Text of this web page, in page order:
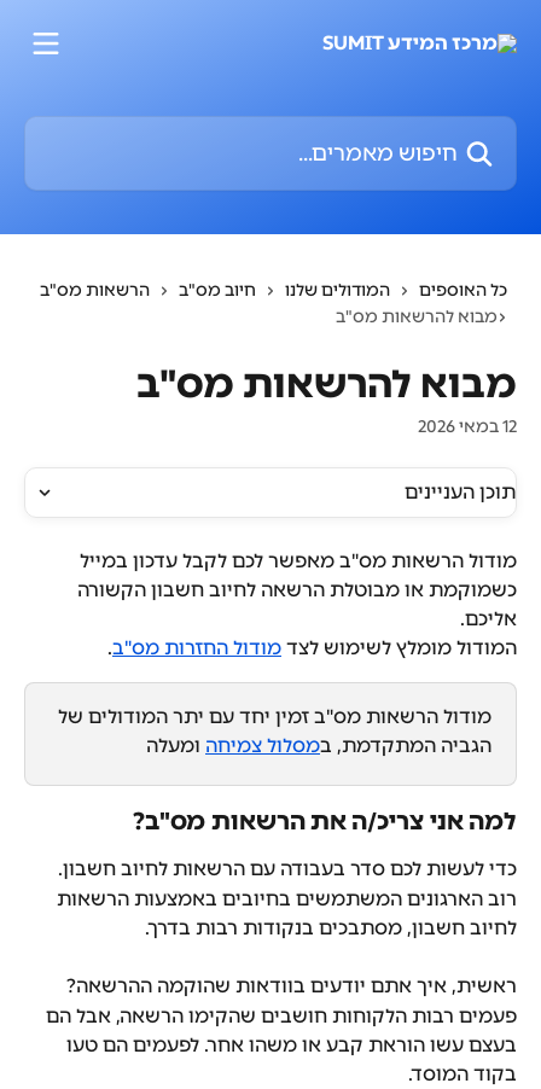
חיפוש מאמרים...
כל האוספים המודולים שלנו חיוב מס"ב
הרשאות מס"ב
מבוא להרשאות מס"ב
מבוא להרשאות מס"ב
12 במאי 2026
תוכן העניינים
מודול הרשאות מס"ב מאפשר לכם לקבל עדכון במייל
כשמוקמת או מבוטלת הרשאה לחיוב חשבון הקשורה
אליכם.
המודול מומלץ לשימוש לצד מודול החזרות מס"ב.
מודול הרשאות מס"ב זמין יחד עם יתר המודולים של
הגביה המתקדמת, במסלול צמיחה ומעלה
למה אני צריכ/ה את הרשאות מס"ב?
כדי לעשות לכם סדר בעבודה עם הרשאות לחיוב חשבון.
רוב הארגונים המשתמשים בחיובים באמצעות הרשאות
לחיוב חשבון, מסתבכים בנקודות רבות בדרך.
ראשית, איך אתם יודעים בוודאות שהוקמה ההרשאה?
פעמים רבות הלקוחות חושבים שהקימו הרשאה, אבל הם
בעצם עשו הוראת קבע או משהו אחר. לפעמים הם טעו
בקוד המוסד.